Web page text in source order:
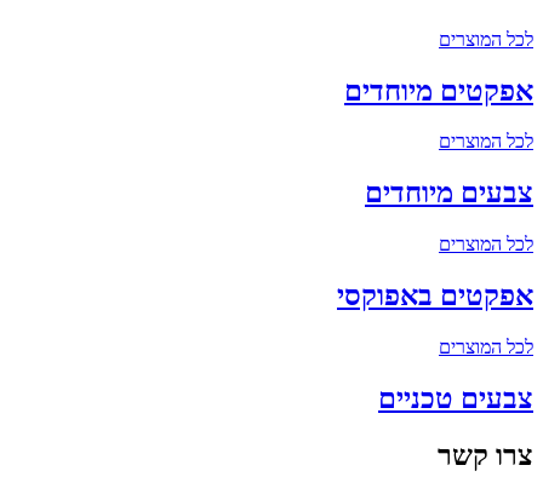
לכל המוצרים
אפקטים מיוחדים
לכל המוצרים
צבעים מיוחדים
לכל המוצרים
אפקטים באפוקסי
לכל המוצרים
צבעים טכניים
צרו קשר